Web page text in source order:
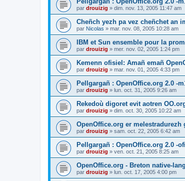
par drouizig » dim. nov. 13, 2005 11:47 am
Cheñch yezh pa vez cheñchet an
par Nicolas » mar. nov. 08, 2005 10:28 am
IBM et Sun ensemble pour la
par drouizig » mer. nov. 02, 2005 1:24 pm
Kemenn ofisiel: Amañ emañ
par drouizig » mar. nov. 01, 2005 4:33 pm
Pellgargañ : OpenOffice.org 2.0 -
par drouizig » lun. oct. 31, 2005 9:26 am
Rekedoù digoret evit aotren
par drouizig » dim. oct. 30, 2005 10:22 am
OpenOffice.org er melestradurezh
par drouizig » sam. oct. 22, 2005 6:42 am
Pellgargañ : OpenOffice.org 2.0 -
par drouizig » ven. oct. 21, 2005 8:25 am
OpenOffice.org - Breton native-
par drouizig » lun. oct. 17, 2005 4:00 pm